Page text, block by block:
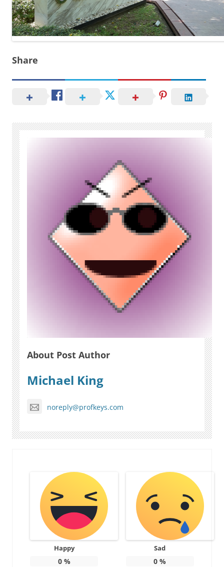
Share
About Post Author
Michael King
noreply@profkeys.com
Happy
0%
Sad
0 %